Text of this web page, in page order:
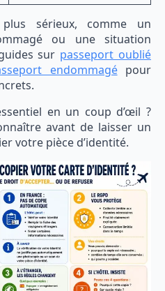
sérieux, comme un
ou une situation
sur passeport oublié
endommagépour
en un coup d’œil ?
avant de laisser un
votre pièce d’identité.